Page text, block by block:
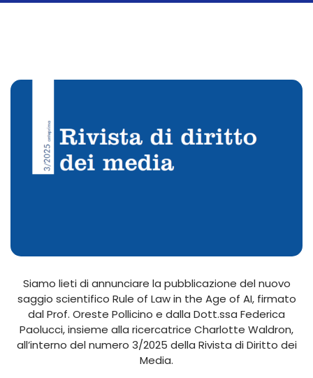
Siamo lieti di annunciare la pubblicazione del nuovo
saggio scientifico Rule of Law in the Age of AI, firmato
dal Prof. Oreste Pollicino e dalla Dott.ssa Federica
Paolucci, insieme alla ricercatrice Charlotte Waldron,
all’interno del numero 3/2025 della Rivista di Diritto dei
Media.